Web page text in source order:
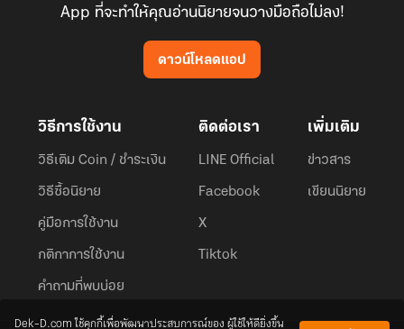
App ที่จะทำให้คุณอ่านนิยายจนวางมือถือไม่ลง!
ดาวน์โหลดแอป
วิธีการใช้งาน
วิธีเติม Coin / ชำระเงิน
วิธีซื้อนิยาย
คู่มือการใช้งาน
กติกาการใช้งาน
คำถามที่พบบ่อย
ติดต่อเรา
LINE Official
Facebook
X
Tiktok
เพิ่มเติม
ข่าวสาร
เขียนนิยาย
Dek-D.com ใช้คุกกี้เพื่อพัฒนาประสบการณ์ของ ผู้ใช้ให้ดียิ่งขึ้น